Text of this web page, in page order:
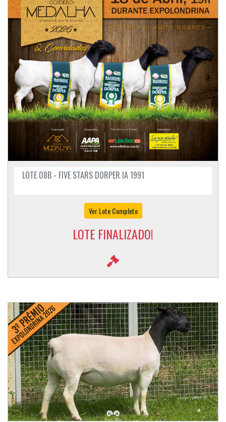
LOTE 08B - FIVE STARS DORPER IA 1991
Ver Lote Completo
LOTE FINALIZADO!